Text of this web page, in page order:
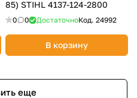
85) STIHL 4137-124-2800
0 0 ДостаточноКод. 24992
В корзину
еще